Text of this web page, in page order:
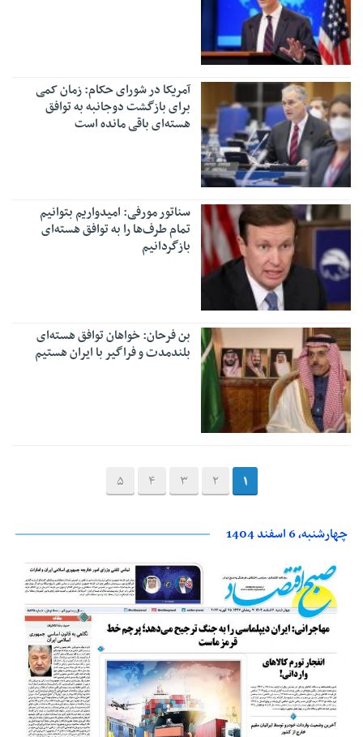
آمریکا در شورای حکام: زمان کمی
برای بازگشت دوجانبه به توافق
هسته‌ای باقی مانده است
سناتور مورفی: امیدواریم بتوانیم
تمام طرف‌ها را به توافق هسته‌ای
بازگردانیم
بن فرحان: خواهان توافق هسته‌ای
بلندمدت و فراگیر با ایران هستیم
1
2
3
4
5
چهارشنبه، 6 اسفند 1404